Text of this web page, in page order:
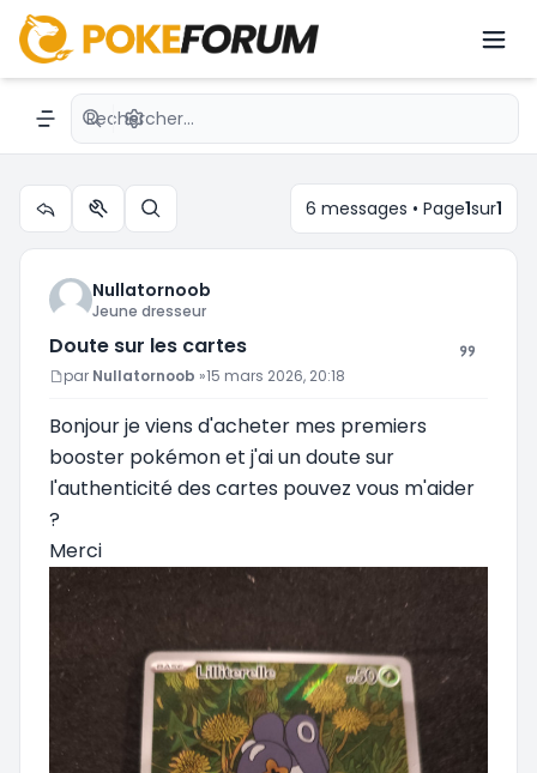
Doute sur les cartes
Navigation menu
Recherche avancée
Outils du sujet
Rechercher 6 messages • Page1sur1
Nullatornoob
Jeune dresseur
Doute sur les cartes
Message
par Nullatornoob »15 mars 2026, 20:18
Bonjour je viens d'acheter mes premiers
booster pokémon et j'ai un doute sur
l'authenticité des cartes pouvez vous m'aider
?
Merci